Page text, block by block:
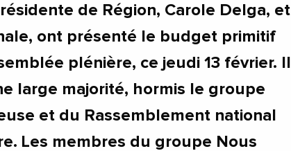
de Région, Carole Delga, et
ont présenté le budget primitif
plénière, ce jeudi 13 février. Il
large majorité, hormis le groupe
et du Rassemblement national
Les membres du groupe Nous